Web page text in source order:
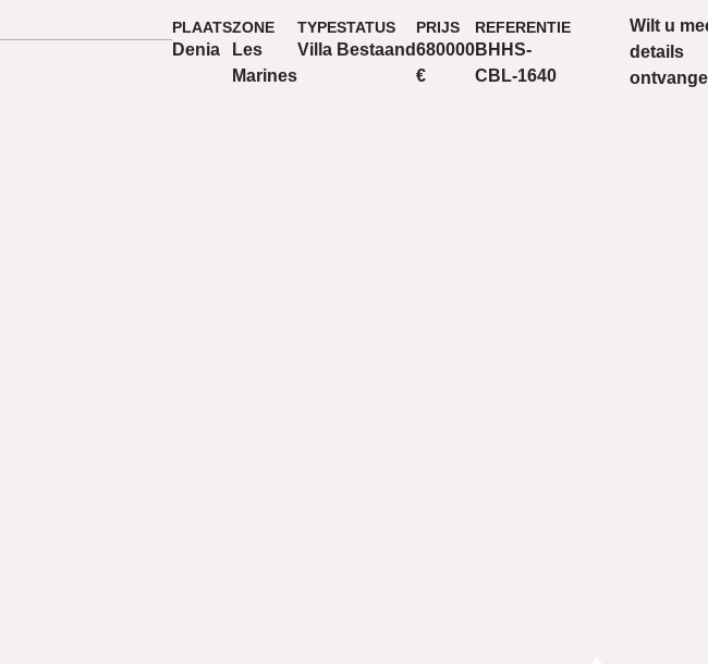
PLAATS
Denia
ZONE
Les
Marines
TYPE
Villa
STATUS
Bestaand
PRIJS
680000
€
REFERENTIE
BHHS-
CBL-1640
Uitzicht
Wilt u
details